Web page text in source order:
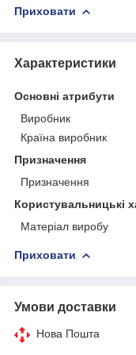
Приховати
Характеристики
Основні атрибути
Виробник
Країна виробник
Призначення
Призначення
Користувальницькі
Матеріал виробу
Приховати
Умови доставки
Нова Пошта